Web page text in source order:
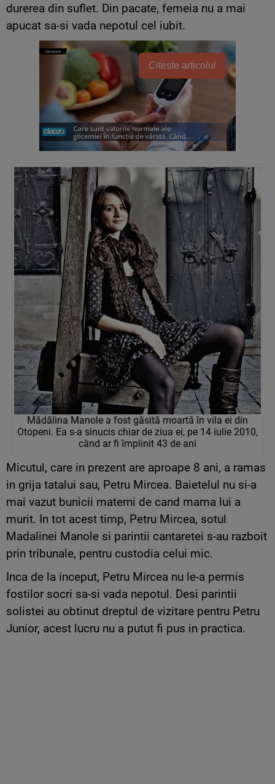
durerea din suflet. Din pacate, femeia nu a mai
apucat sa-si vada nepotul cel iubit.
Citește articolul
Mădălina Manole a fost găsită moartă în vila ei din
Otopeni. Ea s-a sinucis chiar de ziua ei, pe 14 iulie 2010,
când ar fi împlinit 43 de ani
Micutul, care in prezent are aproape 8 ani, a ramas
in grija tatalui sau, Petru Mircea. Baietelul nu si-a
mai vazut bunicii materni de cand mama lui a
murit. In tot acest timp, Petru Mircea, sotul
Madalinei Manole si parintii cantaretei s-au razboit
prin tribunale, pentru custodia celui mic.
Inca de la inceput, Petru Mircea nu le-a permis
fostilor socri sa-si vada nepotul. Desi parintii
solistei au obtinut dreptul de vizitare pentru Petru
Junior, acest lucru nu a putut fi pus in practica.